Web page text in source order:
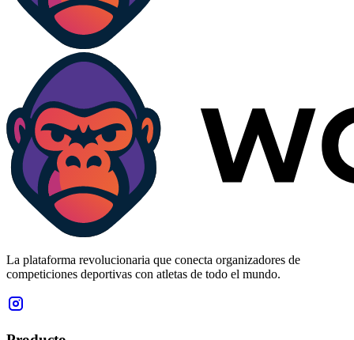
La plataforma revolucionaria que conecta organizadores de
competiciones deportivas con atletas de todo el mundo.